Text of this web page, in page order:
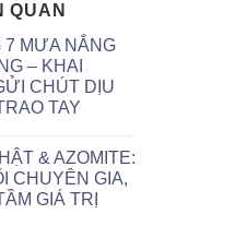
QUAN
7 MƯA NẮNG
– KHAI
CHÚT DỊU
TAY
& AZOMITE:
CHUYÊN GIA,
GIÁ TRỊ